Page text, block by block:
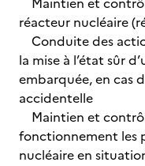
réacteur nucléaire
Conduite des
la mise à l’état sûr
embarquée, en cas
accidentelle
Maintien et
fonctionnement les
nucléaire en